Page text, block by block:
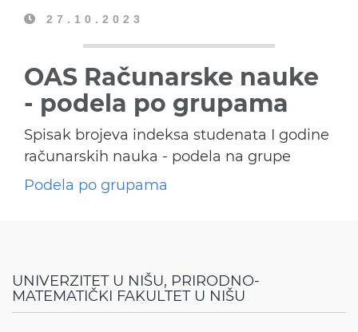
27.10.2023
OAS Računarske nauke
- podela po grupama
Spisak brojeva indeksa studenata I godine
računarskih nauka - podela na grupe
Podela po grupama
UNIVERZITET U NIŠU, PRIRODNO-
MATEMATIČKI FAKULTET U NIŠU